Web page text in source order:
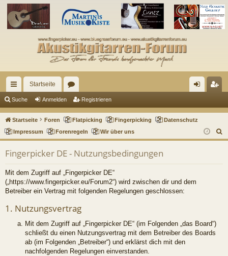
ch
ne
llz
Startseite
en m ist
rie
Suche Anmelden Registrieren
Startseite Foren Flatpicking Fingerpicking
Datenschutz
Impressum
Forenregeln Wir über uns
u
Fingerpicker DE - Nutzungsbedingungen
Mit dem Zugriff auf „Fingerpicker DE“
(„https://www.fingerpicker.eu/Forum2“) wird zwischen dir und dem
Betreiber ein Vertrag mit folgenden Regelungen geschlossen:
1. Nutzungsvertrag
Mit dem Zugriff auf „Fingerpicker DE“ (im Folgenden „das Board“)
schließt du einen Nutzungsvertrag mit dem Betreiber des Boards
ab (im Folgenden „Betreiber“) und erklärst dich mit den
nachfolgenden Regelungen einverstanden.